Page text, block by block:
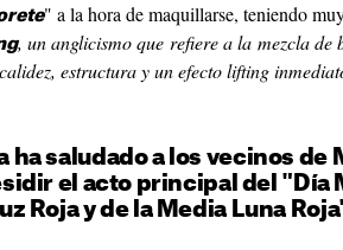
" a la hora de maquillarse, teniendo
, un anglicismo que refiere a la mezcla de
estructura y un efecto lifting
ha saludado a los vecinos de
el acto principal del "Día
Roja y de la Media Luna